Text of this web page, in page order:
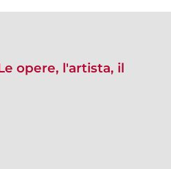
opere, l'artista, il